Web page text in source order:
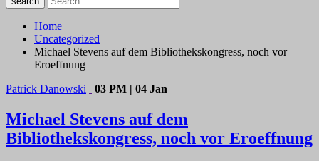
Home
Uncategorized
Michael Stevens auf dem Bibliothekskongress, noch vor
Eroeffnung
Patrick Danowski
03 PM | 04 Jan
Michael Stevens auf dem
Bibliothekskongress, noch vor Eroeffnung